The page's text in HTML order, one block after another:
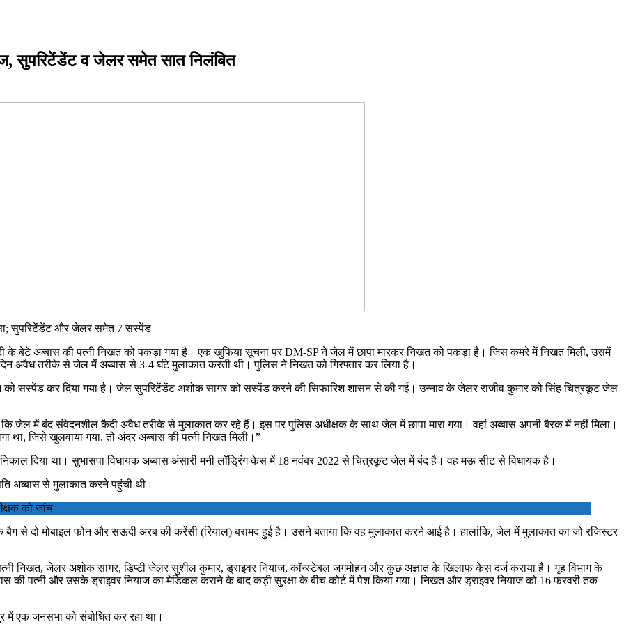
सुपरिटेंडेंट व जेलर समेत सात निलंबित
सुपरिटेंडेंट और जेलर समेत 7 सस्पेंड
बेटे अब्बास की पत्नी निखत को पकड़ा गया है। एक खुफिया सूचना पर DM-SP ने जेल में छापा मारकर निखत को पकड़ा है। जिस कमरे में निखत मिली, उसमें
अवैध तरीके से जेल में अब्बास से 3-4 घंटे मुलाकात करती थी। पुलिस ने निखत को गिरफ्तार कर लिया है।
को सस्पेंड कर दिया गया है। जेल सुपरिटेंडेंट अशोक सागर को सस्पेंड करने की सिफारिश शासन से की गई। उन्नाव के जेलर राजीव कुमार को सिंह चित्रकूट जेल
जेल में बंद संवेदनशील कैदी अवैध तरीके से मुलाकात कर रहे हैं। इस पर पुलिस अधीक्षक के साथ जेल में छापा मारा गया। वहां अब्बास अपनी बैरक में नहीं मिला।
जिसे खुलवाया गया, तो अंदर अब्बास की पत्नी निखत मिली।”
दिया था। सुभासपा विधायक अब्बास अंसारी मनी लॉड्रिंग केस में 18 नवंबर 2022 से चित्रकूट जेल में बंद है। वह मऊ सीट से विधायक है।
अब्बास से मुलाकात करने पहुंची थी।
को जांच
से दो मोबाइल फोन और सऊदी अरब की करेंसी (रियाल) बरामद हुई है। उसने बताया कि वह मुलाकात करने आई है। हालांकि, जेल में मुलाकात का जो रजिस्टर
पत्नी निखत, जेलर अशोक सागर, डिप्टी जेलर सुशील कुमार, ड्राइवर नियाज, कॉन्स्टेबल जगमोहन और कुछ अज्ञात के खिलाफ केस दर्ज कराया है। गृह विभाग के
की पत्नी और उसके ड्राइवर नियाज का मेडिकल कराने के बाद कड़ी सुरक्षा के बीच कोर्ट में पेश किया गया। निखत और ड्राइवर नियाज को 16 फरवरी तक
में एक जनसभा को संबोधित कर रहा था।